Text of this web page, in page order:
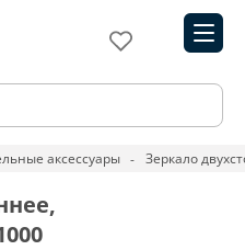
аксессуары Зеркало